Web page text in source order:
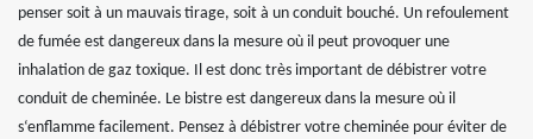
penser soit à un mauvais tirage, soit à un conduit bouché. Un refoulement
de fumée est dangereux dans la mesure où il peut provoquer une
inhalation de gaz toxique. Il est donc très important de débistrer votre
conduit de cheminée. Le bistre est dangereux dans la mesure où il
s‘enflamme facilement. Pensez à débistrer votre cheminée pour éviter de